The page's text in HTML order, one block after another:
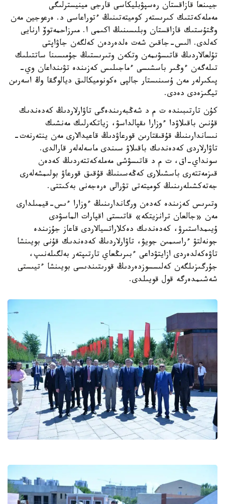
جيىنعا قازاقستان رەسپۋبليكاسى قارجى مينيسترلىگى
مەملەكەتتىك كىرىستەر كوميتەتىنىڭ ءتوراعاسى د. ەرعوجين مەن
وڭتۇستىك قازاقستان وبلىسىنىڭ اكىمى ا. مىرزاحمەتوۆ ارنايى
كەلدى. الىس-جاقىن شەت ەلدەردەن كەلگەن جاۋاپتى
تۇلعالاردىڭ قاتىسۋىمەن وتكەن وتىرىستىڭ جۇمىسىنا ساتتىلىك
تىلەگەن ءوڭىر باسشىسى ءماجىلىس كەزىندە تۋىنداعان وي-
پىكىرلەر مەن ۇسىنىستار جالپى ەكونوميكالىق ديالوگقا وڭ اسەرىن
تيگىزەدى دەدى.
كۇن تارتىبىندە ت م د شەڭبەرىندەگى تاۋارلاردىڭ كەدەندىك
قۇنىن باقىلاۋدا ءوزارا ىقپالداسۋ، زياتكەرلىك مەنشىك
نىساندارىنىڭ قۇقىقتارىن قورعاۋدىڭ قاعيدالارى مەن ينتەرنەت-
تاۋارلاردى كەدەندىك باقىلاۋ سىندى ماسەلەلەر قارالدى.
سونداي-اق، ت م د قاتىسۋشى مەملەكەتتەردىڭ كەدەن
قىزمەتتەرى باسشىلارى كەڭەسىنىڭ قۇقىق قورعاۋ بولىمشەلەرى
جەتەكشىلەرىنىڭ كوميتەتى تۋرالى ەرەجەنى بەكىتتى.
وتىرىس كەزىندە كەدەن ورگاندارىنىڭ ءوزارا ءىس-قيمىلدارى
مەن «جالعان ترانزيتكە» قاتىستى اقپارات الماسۋدى
ۇيىمداستىرۋ، كەدەندىك دەكلاراتسيالاردى قاعاز جۇزىندە
جونەلتۋ ءراسىمىن جويۋ، تاۋارلاردىڭ كەدەندىك قۇنى بويىنشا
تاۋەكەلدەردى ازايتۋداعى ءبىرىڭعاي تارتىپتەر بەلگىلەنىپ،
جۇرگىزىلگەن كەلىسسوزدەردىڭ قورىتىندىسى بويىنشا ءتيىستى
شەشىمدەرگە قول قويىلدى.